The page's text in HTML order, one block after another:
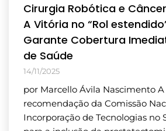
Cirurgia Robótica e
A Vitória no “Rol
Garante Cobertura
de Saúde
14/11/2025
por Marcello Ávila Nascimento
recomendação da Comissão
Incorporação de Tecnologias no